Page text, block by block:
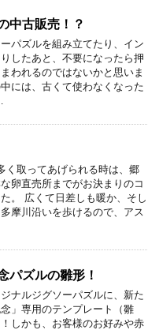
中古販売！？
パズルを組み立てたり、イン
したあと、不要になったら押
われるのではないかと思いま
には、古くて使わなくなった
く取ってあげられる時は、郷
卵直売所までがお決まりのコ
。 広くて日差しも暖か、そし
摩川沿いを歩けるので、アス
パズルの雛形！
ナルジグソーパズルに、新た
」専用のテンプレート（雛
しかも、お客様のお好みや赤